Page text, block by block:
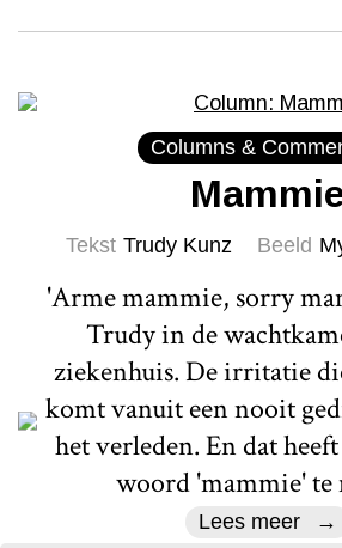
Columns &
Tekst Trudy Kunz Beeld
'Arme mammie, sorry
Trudy in de
ziekenhuis. De irritatie
komt vanuit een nooit
het verleden. En dat
woord 'mammie' te
Lees meer